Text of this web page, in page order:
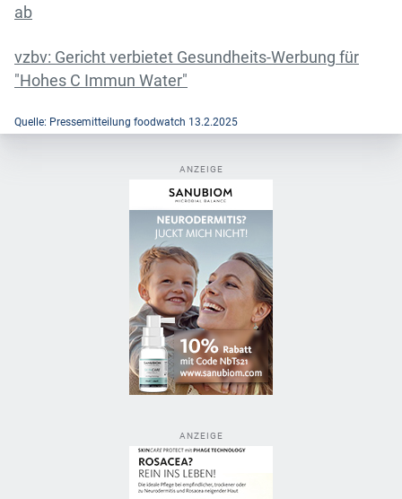
ab
vzbv: Gericht verbietet Gesundheits-Werbung für
"Hohes C Immun Water"
Quelle: Pressemitteilung foodwatch 13.2.2025
ANZEIGE
ANZEIGE